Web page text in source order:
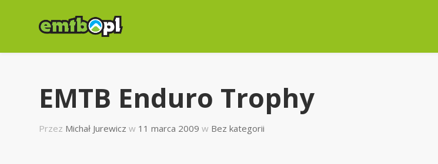
EMTB Enduro Trophy
Przez Michał Jurewicz w 11 marca 2009 w Bez kategorii